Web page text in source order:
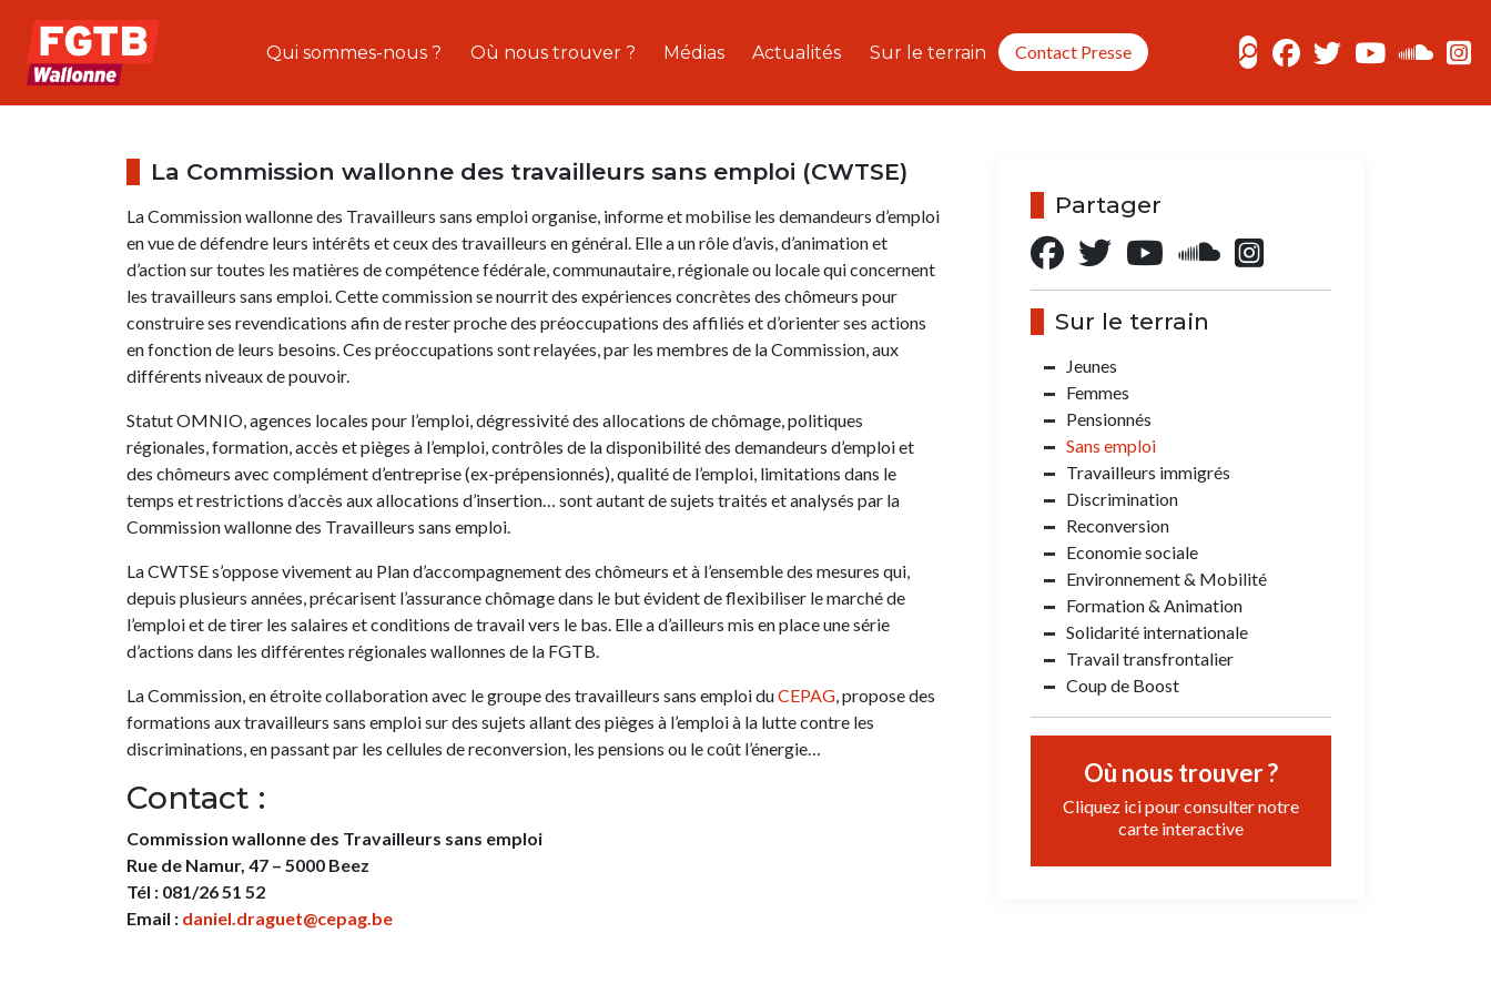
Qui sommes-nous ? Où nous trouver ? Médias Actualités Sur le terrain Contact Presse
La Commission wallonne des travailleurs sans emploi (CWTSE)
La Commission wallonne des Travailleurs sans emploi organise, informe et mobilise les demandeurs d’emploi
en vue de défendre leurs intérêts et ceux des travailleurs en général. Elle a un rôle d’avis, d’animation et
d’action sur toutes les matières de compétence fédérale, communautaire, régionale ou locale qui concernent
les travailleurs sans emploi. Cette commission se nourrit des expériences concrètes des chômeurs pour
construire ses revendications afin de rester proche des préoccupations des affiliés et d’orienter ses actions
en fonction de leurs besoins. Ces préoccupations sont relayées, par les membres de la Commission, aux
différents niveaux de pouvoir.
Statut OMNIO, agences locales pour l’emploi, dégressivité des allocations de chômage, politiques
régionales, formation, accès et pièges à l’emploi, contrôles de la disponibilité des demandeurs d’emploi et
des chômeurs avec complément d’entreprise (ex-prépensionnés), qualité de l’emploi, limitations dans le
temps et restrictions d’accès aux allocations d’insertion… sont autant de sujets traités et analysés par la
Commission wallonne des Travailleurs sans emploi.
La CWTSE s’oppose vivement au Plan d’accompagnement des chômeurs et à l’ensemble des mesures qui,
depuis plusieurs années, précarisent l’assurance chômage dans le but évident de flexibiliser le marché de
l’emploi et de tirer les salaires et conditions de travail vers le bas. Elle a d’ailleurs mis en place une série
d’actions dans les différentes régionales wallonnes de la FGTB.
La Commission, en étroite collaboration avec le groupe des travailleurs sans emploi duCEPAG , propose des
formations aux travailleurs sans emploi sur des sujets allant des pièges à l’emploi à la lutte contre les
discriminations, en passant par les cellules de reconversion, les pensions ou le coût l’énergie…
Contact :
Commission wallonne des Travailleurs sans emploi
Rue de Namur, 47 – 5000 Beez
Tél : 081/26 51 52
Email : daniel.draguet@cepag.be
Partager
Sur le terrain
Jeunes
Femmes
Pensionnés
Sans emploi
Travailleurs immigrés
Discrimination
Reconversion
Economie sociale
Environnement & Mobilité
Formation & Animation
Solidarité internationale
Travail transfrontalier
Coup de Boost
Où nous trouver ?
Cliquez ici pour consulter notre
carte interactive